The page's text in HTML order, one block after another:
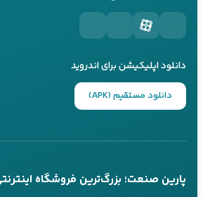
دانلود اپلیکیشن برای اندروید
دانلود مستقیم (APK)
پارین صنعت؛ بزرگ‌ترین فروشگاه
09197660249
پاسخگویی 24 ساعته از طریق بله
تماس تلفنی در ساعات کاری
کانال بله
@parinsanat
کانال تلگرام
@parinsanat